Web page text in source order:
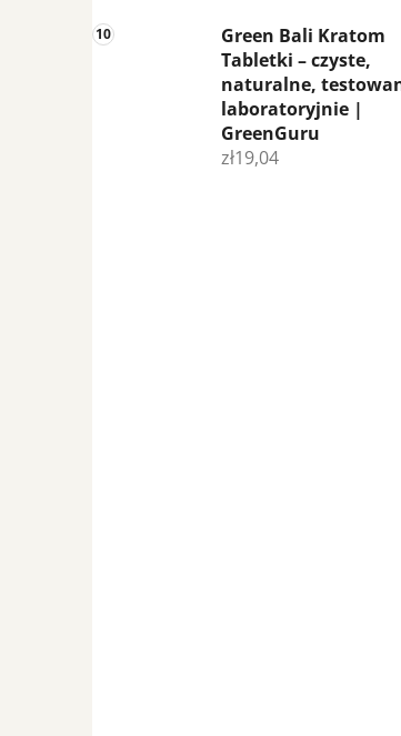
Green Bali Kratom
Tabletki – czyste,
naturalne,
laboratoryjnie |
GreenGuru
zł19,04